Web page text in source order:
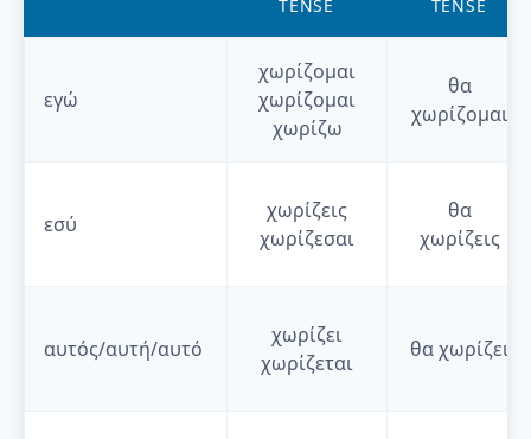
TENSE
TENSE
εγώ
χωρίζομαι
χωρίζομαι
χωρίζω
θα
χωρίζομαι
εσύ
χωρίζεις
χωρίζεσαι
θα
χωρίζεις
αυτός/αυτή/αυτό
χωρίζει
χωρίζεται
θα χωρίζει